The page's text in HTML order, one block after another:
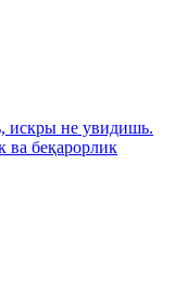
искры не увидишь.
ва беқарорлик